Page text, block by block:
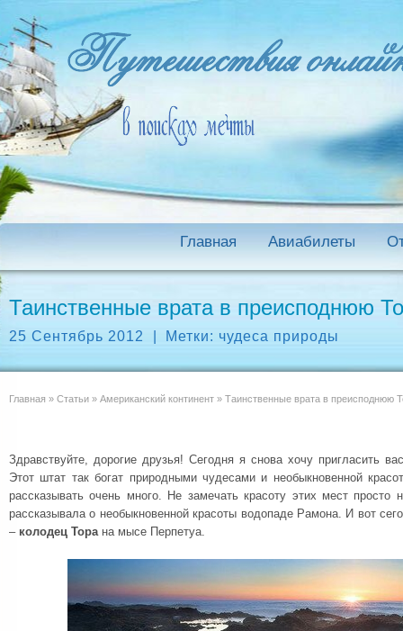
Главная Авиабилеты
Таинственные врата в преисподнюю
25 Сентябрь 2012 Метки: чудеса природы
Главная » Статьи » Американский континент » Таинственные врата в преисподнюю
Здравствуйте, дорогие друзья! Сегодня я снова хочу пригласить
Этот штат так богат природными чудесами и необыкновенной
рассказывать очень много. Не замечать красоту этих мест
рассказывала о необыкновенной красоты водопаде Рамона. И вот
– колодец Торана мысе Перпетуа.